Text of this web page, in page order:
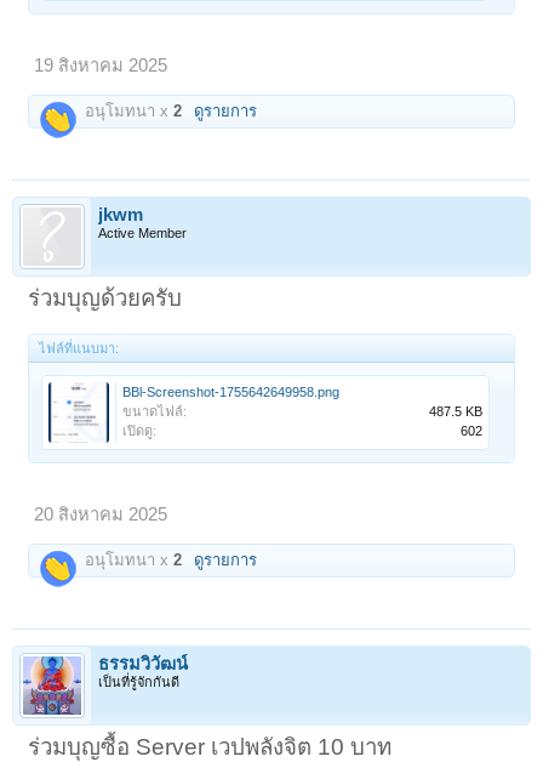
19 สิงหาคม 2025
อนุโมทนา x2 ดูรายการ
jkwm
Active Member
ร่วมบุญด้วยครับ
ไฟล์ที่แนบมา:
BBl-Screenshot-1755642649958.png
ขนาดไฟล์:
487.5 KB
เปิดดู:
602
20 สิงหาคม 2025
อนุโมทนา x2 ดูรายการ
ธรรมวิวัฒน์
เป็นที่รู้จักกันดี
ร่วมบุญซื้อ Server เวปพลังจิต 10 บาท